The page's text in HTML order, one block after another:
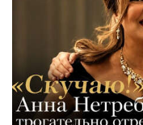
Классика
Вся классика
ЧАЙКОВСКИЙ